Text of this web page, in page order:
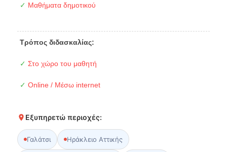
✓ Μαθήματα δημοτικού
Τρόπος διδασκαλίας:
✓ Στο χώρο του μαθητή
✓ Online / Μέσω internet
Εξυπηρετώ περιοχές:
Γαλάτσι Ηράκλειο Αττικής